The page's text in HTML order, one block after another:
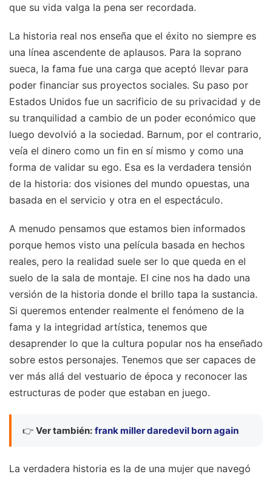
que su vida valga la pena ser recordada.
La historia real nos enseña que el éxito no siempre es
una línea ascendente de aplausos. Para la soprano
sueca, la fama fue una carga que aceptó llevar para
poder financiar sus proyectos sociales. Su paso por
Estados Unidos fue un sacrificio de su privacidad y de
su tranquilidad a cambio de un poder económico que
luego devolvió a la sociedad. Barnum, por el contrario,
veía el dinero como un fin en sí mismo y como una
forma de validar su ego. Esa es la verdadera tensión
de la historia: dos visiones del mundo opuestas, una
basada en el servicio y otra en el espectáculo.
A menudo pensamos que estamos bien informados
porque hemos visto una película basada en hechos
reales, pero la realidad suele ser lo que queda en el
suelo de la sala de montaje. El cine nos ha dado una
versión de la historia donde el brillo tapa la sustancia.
Si queremos entender realmente el fenómeno de la
fama y la integridad artística, tenemos que
desaprender lo que la cultura popular nos ha enseñado
sobre estos personajes. Tenemos que ser capaces de
ver más allá del vestuario de época y reconocer las
estructuras de poder que estaban en juego.
👉 Ver también: frank miller daredevil born again
La verdadera historia es la de una mujer que navegó